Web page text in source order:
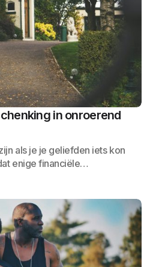
in onroerend
als je je geliefden iets kon
enige financiële…